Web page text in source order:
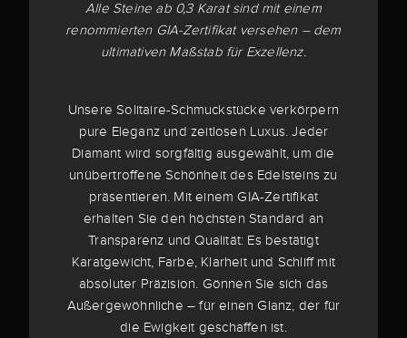
Alle Steine ab 0,3 Karat sind mit einem
renommierten GIA-Zertifikat versehen – dem
ultimativen Maßstab für Exzellenz.
Unsere Solitaire-Schmuckstücke verkörpern
pure Eleganz und zeitlosen Luxus. Jeder
Diamant wird sorgfältig ausgewählt, um die
unübertroffene Schönheit des Edelsteins zu
präsentieren. Mit einem GIA-Zertifikat
erhalten Sie den höchsten Standard an
Transparenz und Qualität: Es bestätigt
Karatgewicht, Farbe, Klarheit und Schliff mit
absoluter Präzision. Gönnen Sie sich das
Außergewöhnliche – für einen Glanz, der für
die Ewigkeit geschaffen ist.